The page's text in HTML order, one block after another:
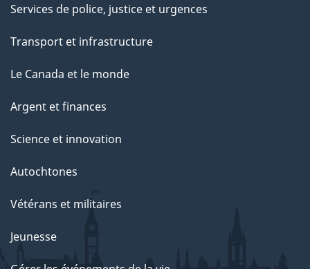
Services de police, justice et urgences
Transport et infrastructure
Le Canada et le monde
Argent et finances
Science et innovation
Autochtones
Vétérans et militaires
Jeunesse